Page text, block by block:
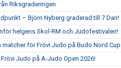
Riksgraderingen
– Björn Nyberg graderad till 7 Dan!
helgens Skol-RM och Judofestivalen!
för Frövi Judo på Budo Nord
Judo på A-Judo Open 2026!